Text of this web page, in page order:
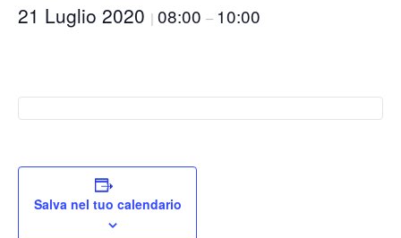
21 Luglio 2020 | 08:00 – 10:00
Salva nel tuo calendario